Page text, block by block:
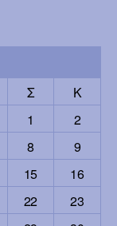
Σ
Κ
1
2
8
9
15
16
22
23